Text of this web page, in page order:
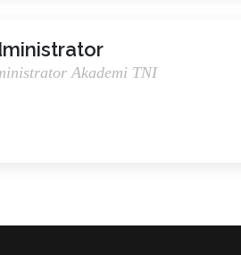
Akademi TNI